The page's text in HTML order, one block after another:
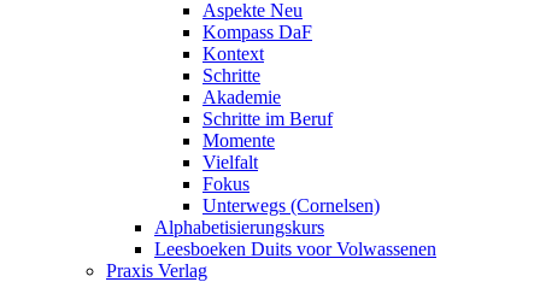
Aspekte Neu
Kompass DaF
Kontext
Schritte
Akademie
Schritte im Beruf
Momente
Vielfalt
Fokus
Unterwegs (Cornelsen)
Alphabetisierungskurs
Leesboeken Duits voor Volwassenen
Praxis Verlag